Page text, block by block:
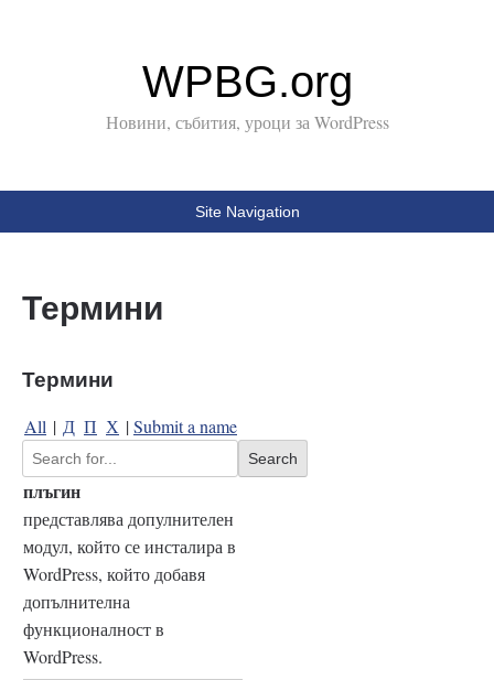
WPBG.org
Новини, събития, уроци за WordPress
Site Navigation
Термини
Термини
All | Д П Х |Submit a name
плъгин
представлява допулнителен
модул, който се инсталира в
WordPress, който добавя
допълнителна
функционалност в
WordPress.